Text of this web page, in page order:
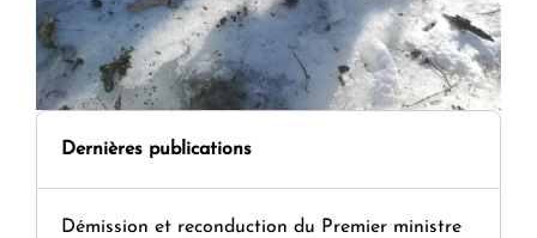
Dernières publications
Démission et reconduction du Premier ministre